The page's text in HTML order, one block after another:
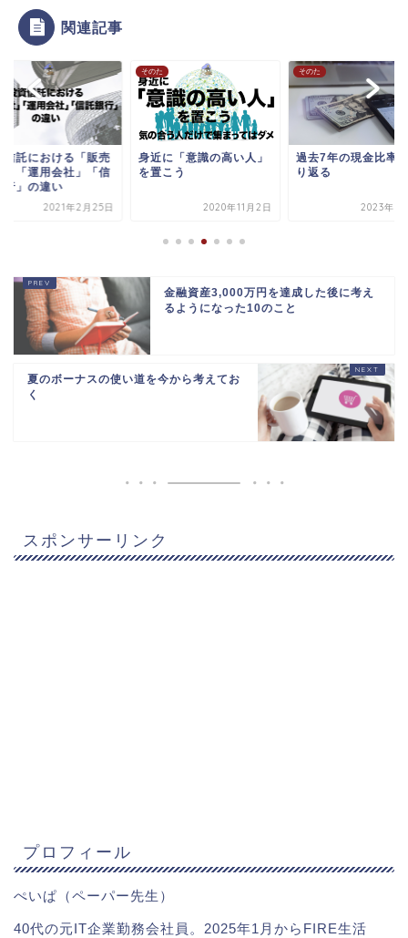
関連記事
信託における「販売
」「運用会社」「信
行」の違い
2021年2月25日
そのた
身近に「意識の高い人」
を置こう
2020年11月2日
そのた
過去7年の現金比率
り返る
2023年9
金融資産3,000万円を達成した後に考え
るようになった10のこと
夏のボーナスの使い道を今から考えてお
く
スポンサーリンク
プロフィール
ぺいぱ（ペーパー先生）
40代の元IT企業勤務会社員。2025年1月からFIRE生活